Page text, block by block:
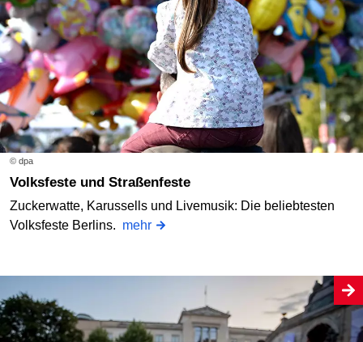
© dpa
Volksfeste und Straßenfeste
Zuckerwatte, Karussells und Livemusik: Die beliebtesten
Volksfeste Berlins. mehr